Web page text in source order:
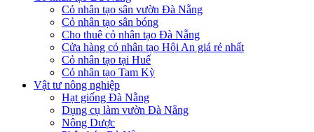
Cỏ nhân tạo sân vườn Đà Nẵng
Cỏ nhân tạo sân bóng
Cho thuê cỏ nhân tạo Đà Nẵng
Cửa hàng cỏ nhân tạo Hội An giá rẻ nhất
Cỏ nhân tạo tại Huế
Cỏ nhân tạo Tam Kỳ
Vật tư nông nghiệp
Hạt giống Đà Nẵng
Dụng cụ làm vườn Đà Nẵng
Nông Dược